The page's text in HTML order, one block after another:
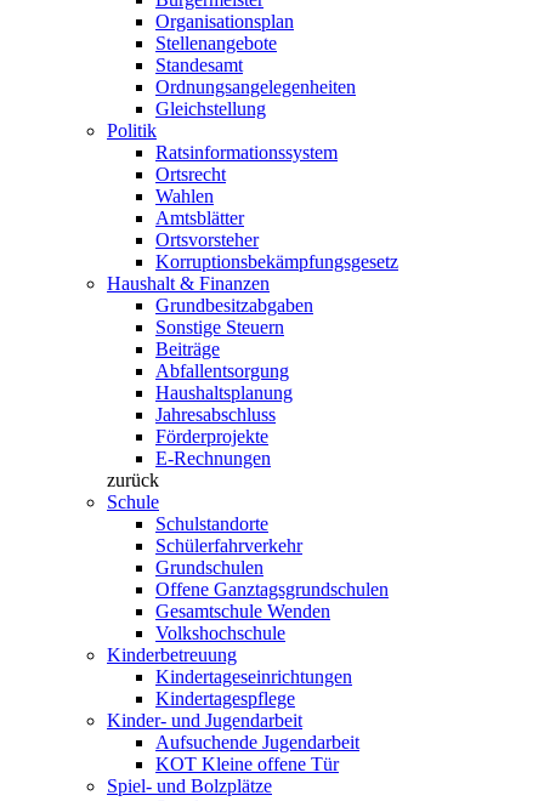
Organisationsplan
Stellenangebote
Standesamt
Ordnungsangelegenheiten
Gleichstellung
Politik
Ratsinformationssystem
Ortsrecht
Wahlen
Amtsblätter
Ortsvorsteher
Korruptionsbekämpfungsgesetz
Haushalt & Finanzen
Grundbesitzabgaben
Sonstige Steuern
Beiträge
Abfallentsorgung
Haushaltsplanung
Jahresabschluss
Förderprojekte
E-Rechnungen
zurück
Schule
Schulstandorte
Schülerfahrverkehr
Grundschulen
Offene Ganztagsgrundschulen
Gesamtschule Wenden
Volkshochschule
Kinderbetreuung
Kindertageseinrichtungen
Kindertagespflege
Kinder- und Jugendarbeit
Aufsuchende Jugendarbeit
KOT Kleine offene Tür
Spiel- und Bolzplätze